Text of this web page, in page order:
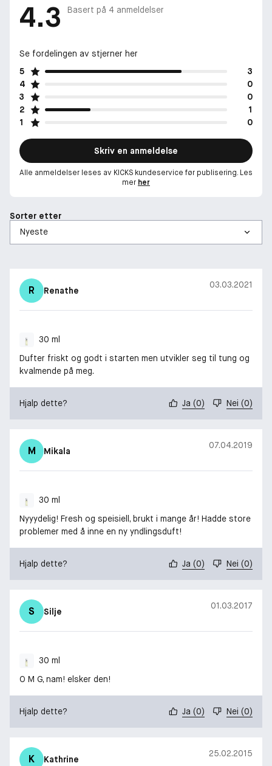
4.3 Basert på 4 anmeldelser
Se fordelingen av stjerner her
5
3
4
0
3
0
2
1
1
0
Skriv en anmeldelse
Alle anmeldelser leses av KICKS kundeservice før publisering. Les
mer her
Sorter etter
R Renathe
03.03.2021
30 ml
Dufter friskt og godt i starten men utvikler seg til tung og
kvalmende på meg.
Hjalp dette? Ja (0) Nei (0)
M Mikala
07.04.2019
30 ml
Nyyydelig! Fresh og speisiell, brukt i mange år! Hadde store
problemer med å inne en ny yndlingsduft!
Hjalp dette? Ja (0) Nei (0)
S Silje
01.03.2017
30 ml
O M G, nam! elsker den!
Hjalp dette? Ja (0) Nei (0)
K Kathrine
25.02.2015